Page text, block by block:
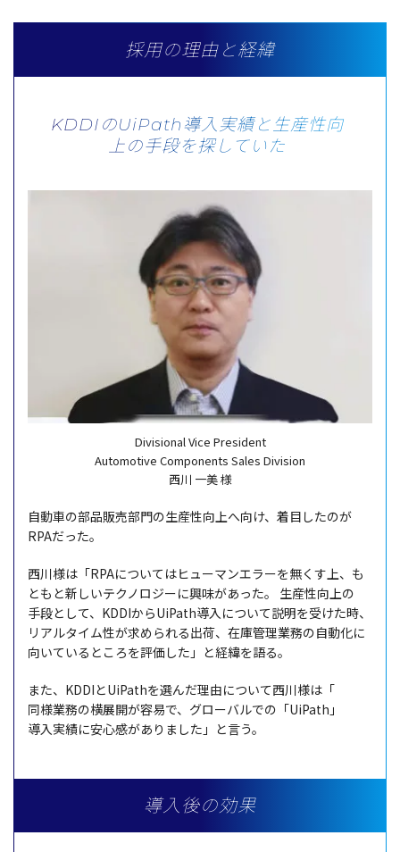
採用の理由と経緯
KDDIのUiPath導入実績と生産性向
上の手段を探していた
自動車の部品販売部門の生産性向上へ向け、 着目 したのが
RPAだった。
西川様は「RPAについてはヒューマンエラーを無くす上、も
ともと新しいテクノロジーに興味があった。 生産性向上の
手段として、KDDIからUiPath導入 について説明を受けた時、
リアルタイム性が求められる出荷、 在庫管理業務の自動化に
向いているところを評価 した」と経緯を語る。
また、KDDIとUiPathを選んだ理由について西川様は「
同様業務の横展開が容易で、 グローバルでの「UiPath」
導入実績に安心感がありました」と言う。
Divisional Vice President
Automotive Components Sales Division
西川 一美 様
導入後の効果